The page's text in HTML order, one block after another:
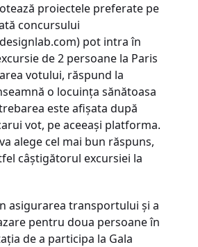
proiectele preferate pe
concursului
pot intra în
de 2 persoane la Paris
votului, răspund la
o locuința sănătoasa
este afișata după
vot, pe aceeași platforma.
alege cel mai bun răspuns,
câștigătorul excursiei la
asigurarea transportului și a
pentru doua persoane în
de a participa la Gala